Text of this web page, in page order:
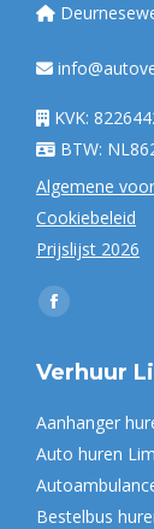
KVK:
BTW:
Algemene
Cookiebeleid
Prijslijst 2026
Vind ons op:
Facebook
opens
Verhuur
Aanhanger
Auto huren
Bestelbus